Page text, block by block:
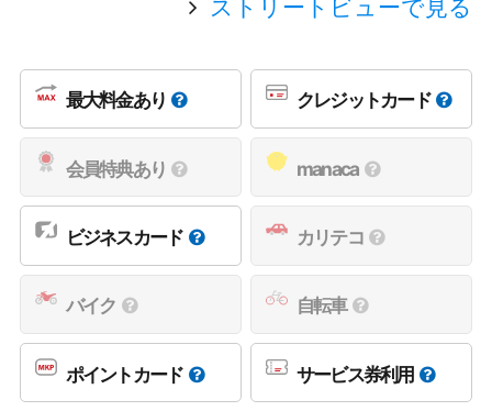
ストリートビューで見る
最大料金あり クレジットカード
会員特典あり manaca
ビジネスカード カリテコ
バイク 自転車
ポイントカード サービス券利用